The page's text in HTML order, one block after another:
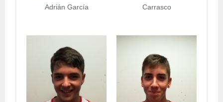
Adrián García Carrasco